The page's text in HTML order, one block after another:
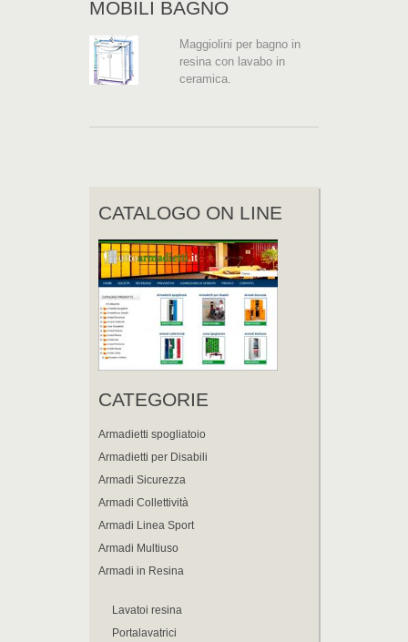
MOBILI BAGNO
Maggiolini per bagno in
resina con lavabo in
ceramica.
CATALOGO ON LINE
CATEGORIE
Armadietti spogliatoio
Armadietti per Disabili
Armadi Sicurezza
Armadi Collettività
Armadi Linea Sport
Armadi Multiuso
Armadi in Resina
Lavatoi resina
Portalavatrici